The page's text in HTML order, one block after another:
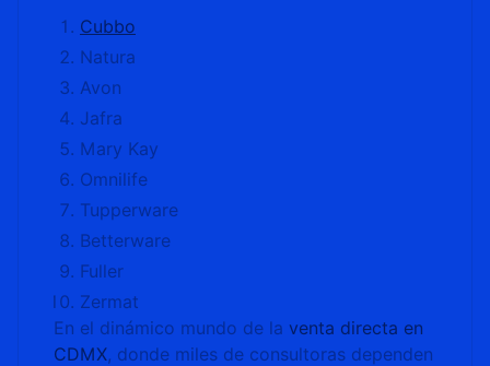
Cubbo
Natura
Avon
Jafra
Mary Kay
Omnilife
Tupperware
Betterware
Fuller
Zermat
En el dinámico mundo de la venta directa en
CDMX, donde miles de consultoras dependen